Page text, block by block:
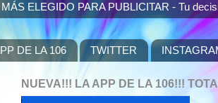
ELEGIDO PARA PUBLICITAR - Tu
DE LA 106 TWITTER
NUEVA!!! LA APP DE LA 106!!!